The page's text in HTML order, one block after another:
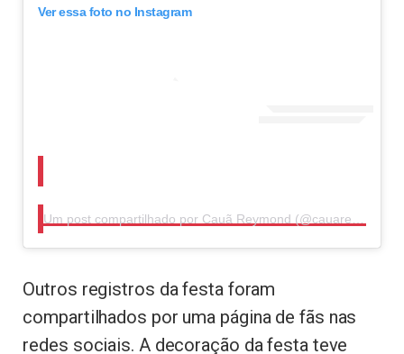
Ver essa foto no Instagram
Outros registros da festa foram
compartilhados por uma página de fãs nas
redes sociais. A decoração da festa teve